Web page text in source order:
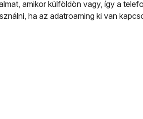
amikor külföldön vagy, így a
ha az adatroaming ki van